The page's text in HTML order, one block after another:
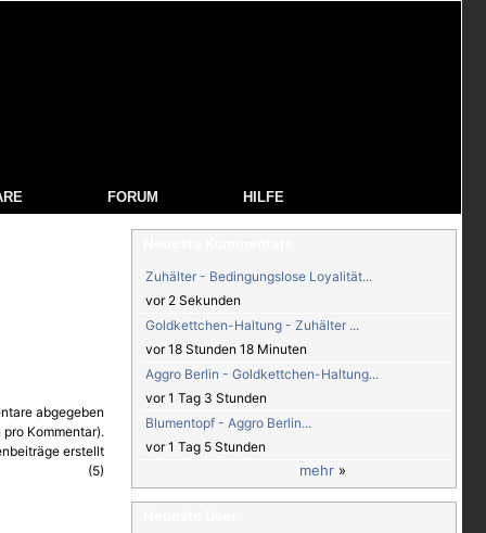
FORUM HILFE
Zuhälter - Bedingungslose Loyalität...
vor 2 Sekunden
Goldkettchen-Haltung - Zuhälter ...
vor 18 Stunden 18 Minuten
Aggro Berlin - Goldkettchen-Haltung...
vor 1 Tag 3 Stunden
Blumentopf - Aggro Berlin...
vor 1 Tag 5 Stunden
mehr »